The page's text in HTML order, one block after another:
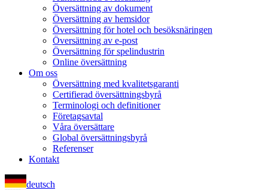
Översättning av dokument
Översättning av hemsidor
Översättning för hotel och besöksnäringen
Översättning av e-post
Översättning för spelindustrin
Online översättning
Om oss
Översättning med kvalitetsgaranti
Certifierad översättningsbyrå
Terminologi och definitioner
Företagsavtal
Våra översättare
Global översättningsbyrå
Referenser
Kontakt
deutsch